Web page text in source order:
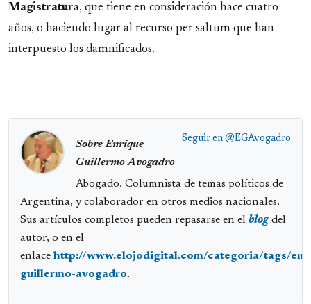
Magistratura, que tiene en consideración hace cuatro
años, o haciendo lugar al recurso per saltum que han
interpuesto los damnificados.
Seguir en @EGAvogadro
Sobre Enrique
Guillermo Avogadro
Abogado. Columnista de temas políticos de
Argentina, y colaborador en otros medios nacionales.
Sus artículos completos pueden repasarse en el blogdel
autor, o en el
enlace http://www.elojodigital.com/categoria/tags/
guillermo-avogadro.